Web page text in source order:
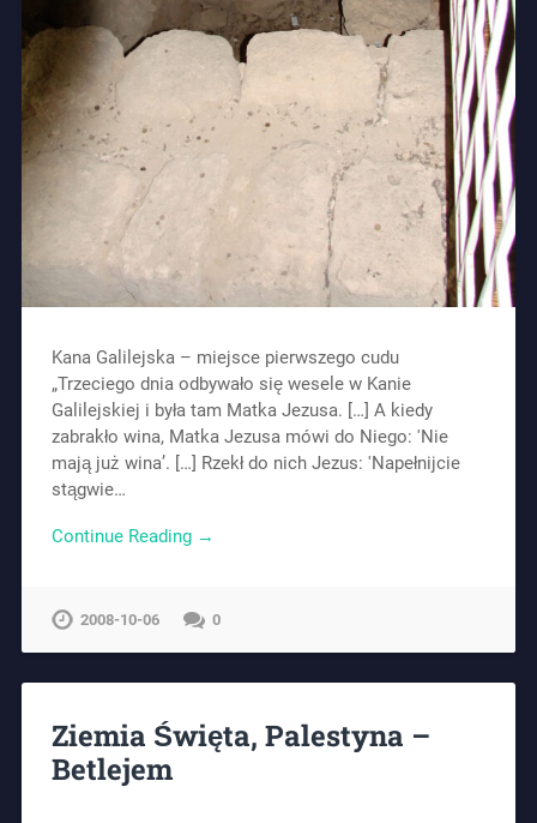
Kana Galilejska – miejsce pierwszego cudu
„Trzeciego dnia odbywało się wesele w Kanie
Galilejskiej i była tam Matka Jezusa. […] A kiedy
zabrakło wina, Matka Jezusa mówi do Niego: 'Nie
mają już wina’. […] Rzekł do nich Jezus: 'Napełnijcie
stągwie…
Continue Reading →
2008-10-06 0
Ziemia Święta, Palestyna –
Betlejem